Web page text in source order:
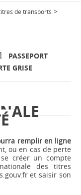
de transports >
PASSEPORT
GRISE
remplir en ligne
ou en cas de perte
créer un compte
des titres
et saisir son